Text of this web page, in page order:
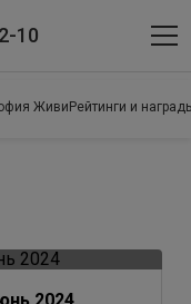
10
Живи Рейтинги и